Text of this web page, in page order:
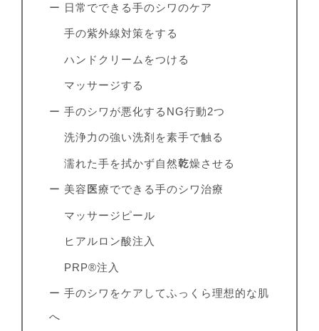
ー 日常でできる手のシワのケア
手の紫外線対策をする
ハンドクリームをつける
マッサージする
ー 手のシワが悪化するNG行動2つ
洗浄力の強い洗剤を素手で触る
濡れた手を拭かず自然乾燥させる
ー 美容医療でできる手のシワ治療
マッサージピール
ヒアルロン酸注入
PRP®注入
ー 手のシワをケアしてふっくら理想的な肌
へ